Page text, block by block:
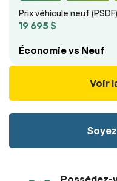
Prix véhicule neuf (PSDF)
19 695 $
Économie vs Neuf
Voir
véhicule